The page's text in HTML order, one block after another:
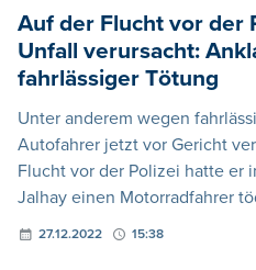
Auf der Flucht vor der
Unfall verursacht:
fahrlässiger Tötung
Unter anderem wegen
Autofahrer jetzt vor Gericht
Flucht vor der Polizei hatte er
Jalhay einen Motorradfahrer
27.12.2022 15:38